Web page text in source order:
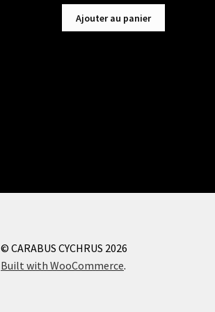
Ajouter au panier
© CARABUS CYCHRUS 2026
Built with WooCommerce.